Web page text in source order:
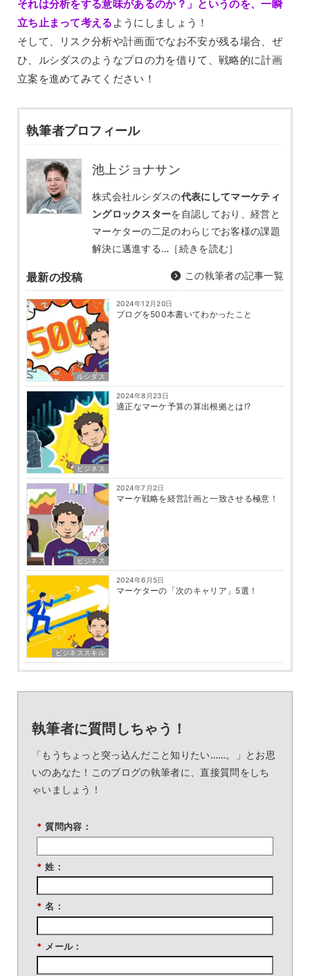
それは分析をする意味があるのか？」というのを、一瞬
立ち止まって考える ようにしましょう！
そして、リスク分析や計画面でなお不安が残る場合、ぜ
ひ、ルシダスのようなプロの力を借りて、戦略的に計画
立案を進めてみてください！
執筆者プロフィール
池上ジョナサン
株式会社ルシダスの代表にしてマーケティ
ングロックスターを自認しており、経営と
マーケターの二足のわらじでお客様の課題
解決に邁進する… ［続きを読む］
最新の投稿 この執筆者の記事一覧
ルシダス
2024年12月20日
ブログを500本書いてわかったこと
ビジネス
2024年8月23日
適正なマーケ予算の算出根拠とは!?
ビジネス
2024年7月2日
マーケ戦略を経営計画と一致させる極意！
ビジネススキル
2024年6月5日
マーケターの「次のキャリア」5選！
執筆者に質問しちゃう！
「もうちょっと突っ込んだこと知りたい……。」とお思
いのあなた！このブログの執筆者に、直接質問をしち
ゃいましょう！
* 質問内容：
* 姓：
* 名：
* メール：